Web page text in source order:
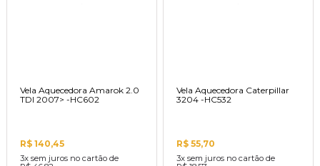
Vela Aquecedora Amarok 2.0
TDI 2007> -HC602
R$ 140,45
3x sem juros no cartão de
Vela Aquecedora Caterpillar
3204 -HC532
R$ 55,70
3x sem juros no cartão de